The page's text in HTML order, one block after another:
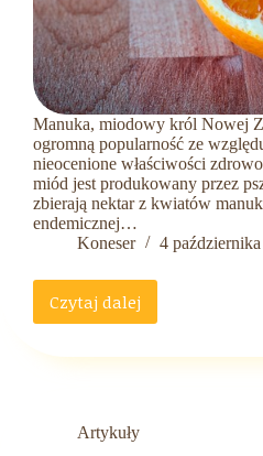
Manuka, miodowy król Nowej
ogromną popularność ze
nieocenione właściwości
miód jest produkowany przez
zbierają nektar z kwiatów
endemicznej…
Koneser
4
Czytaj dalej
Manuka
Miodowy
Zelandii
i
Artykuły